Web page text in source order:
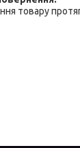
товару